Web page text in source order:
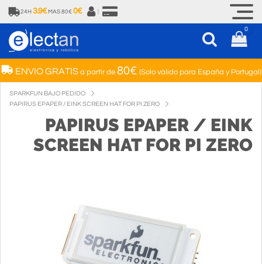
24H 3.9€ MAS 80€ 0€
0
ENVIO GRATISa partir de 80€ (Solo válido para España y Portugal)
SPARKFUN BAJO PEDIDO
PAPIRUS EPAPER / EINK SCREEN HAT FOR PI ZERO
PAPIRUS EPAPER / EINK
SCREEN HAT FOR PI ZERO